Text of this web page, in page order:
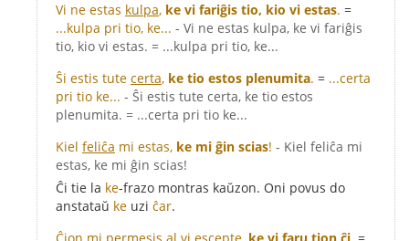
Vi ne estas kulpa, ke vi fariĝis tio, kio vi estas. =
...kulpa pri tio, ke... - Vi ne estas kulpa, ke vi fariĝis
tio, kio vi estas. = ...kulpa pri tio, ke...
Ŝi estis tute certa, ke tio estos plenumita. = ...certa
pri tio ke... - Ŝi estis tute certa, ke tio estos
plenumita. = ...certa pri tio ke...
Kiel feliĉa mi estas, ke mi ĝin scias! - Kiel feliĉa mi
estas, ke mi ĝin scias!
Ĉi tie la ke-frazo montras kaŭzon. Oni povus do
anstataŭ ke uzi ĉar.